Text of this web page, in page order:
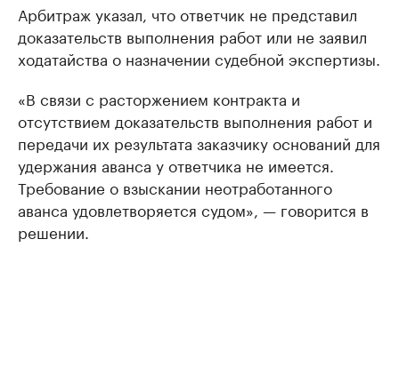
Арбитраж указал, что ответчик не представил
доказательств выполнения работ или не заявил
ходатайства о назначении судебной экспертизы.
«В связи с расторжением контракта и
отсутствием доказательств выполнения работ и
передачи их результата заказчику оснований для
удержания аванса у ответчика не имеется.
Требование о взыскании неотработанного
аванса удовлетворяется судом», — говорится в
решении.